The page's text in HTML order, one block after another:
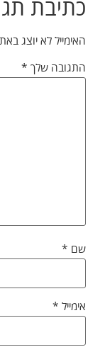
כתיבת
האימייל לא יוצג
התגובה שלך *
שם *
אימייל *